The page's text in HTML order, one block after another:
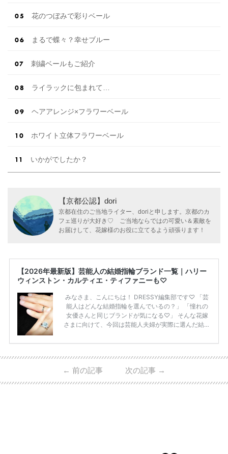
花のつぼみで彩りベール
まるで蝶々？幸せブルー
刺繍ベールもご紹介
ライラックに包まれて…
ヘアアレンジ×フラワーベール
ホワイト立体フラワーベール
いかがでしたか？
【京都公認】dori
京都在住のご当地ライター、doriと申します。京都のカ
フェ巡りが大好き♡ ご当地ならではの可愛い＆素敵を
お届けして、花嫁様のお役に立てるよう頑張ります！
【2026年最新版】芸能人の結婚指輪ブランド一覧｜ハリー
ウィンストン・カルティエ・ティファニーも♡
みなさま、こんにちは！ DRESSY編集部です♡ 「芸
能人はどんな結婚指輪を選んでいるの？」 「憧れの
女優さんと同じブランドが気になる♡」 そんな花嫁
さまに向けて、今回は芸能人夫婦が実際に選んだ結婚
ーウィンストンやカルティエ、ティファニーなど世界
日本で人気のブランドまで幅広くご紹介。 さらに、
・愛用している芸能人夫婦 ・リングの特徴や魅力 ・
← 前の記事 次の記事 →